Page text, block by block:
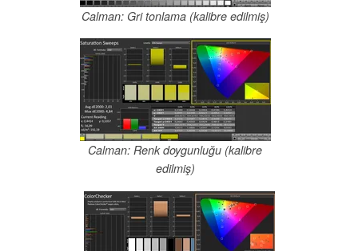
Calman: Gri tonlama (kalibre edilmiş)
Calman: Renk doygunluğu (kalibre
edilmiş)